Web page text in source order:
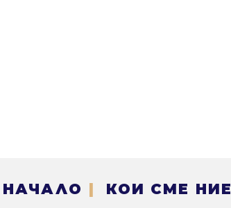
НАЧАЛО | КОИ СМЕ НИЕ